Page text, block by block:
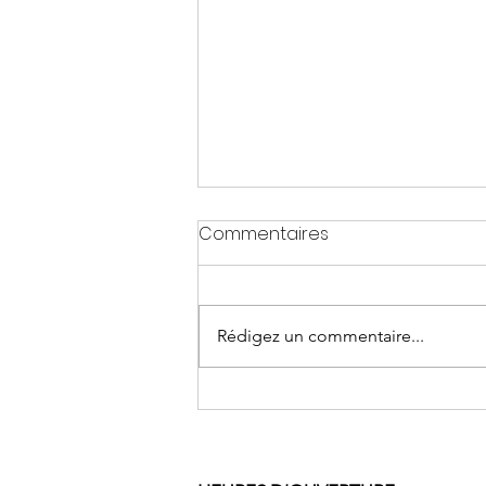
La Vieille Usine au Marché
Commentaires
Rédigez un commentaire...